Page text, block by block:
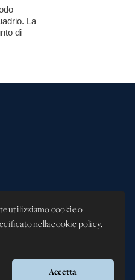
utilizziamo cookie o
nella cookie policy.
Accetta
La
di